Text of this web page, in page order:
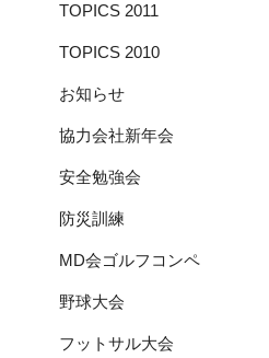
TOPICS 2011
TOPICS 2010
お知らせ
協力会社新年会
安全勉強会
防災訓練
MD会ゴルフコンペ
野球大会
フットサル大会